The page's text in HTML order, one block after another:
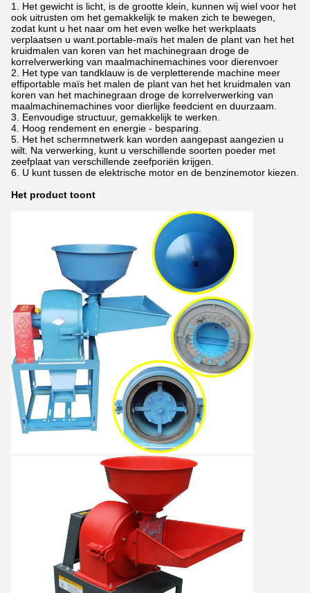
1. Het gewicht is licht, is de grootte klein, kunnen wij wiel voor het
ook uitrusten om het gemakkelijk te maken zich te bewegen,
zodat kunt u het naar om het even welke het werkplaats
verplaatsen u want.portable-maïs het malen de plant van het het
kruidmalen van koren van het machinegraan droge de
korrelverwerking van maalmachinemachines voor dierenvoer
2. Het type van tandklauw is de verpletterende machine meer
effiportable maïs het malen de plant van het het kruidmalen van
koren van het machinegraan droge de korrelverwerking van
maalmachinemachines voor dierlijke feedcient en duurzaam.
3. Eenvoudige structuur, gemakkelijk te werken.
4. Hoog rendement en energie - besparing.
5. Het het schermnetwerk kan worden aangepast aangezien u
wilt. Na verwerking, kunt u verschillende soorten poeder met
zeefplaat van verschillende zeefporiën krijgen.
6. U kunt tussen de elektrische motor en de benzinemotor kiezen.
Het product toont